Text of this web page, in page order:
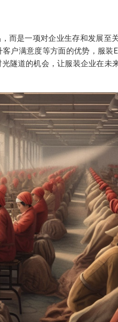
而是一项对企业生存和发展至
户满意度等方面的优势，服装
隧道的机会，让服装企业在未